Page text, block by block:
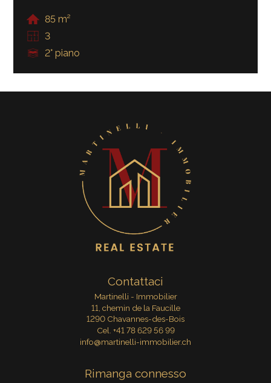
85 m²
3
2° piano
Contattaci
Martinelli - Immobilier
11, chemin de la Faucille
1290 Chavannes-des-Bois
Cel. +41 78 629 56 99
info@martinelli-immobilier.ch
Rimanga connesso